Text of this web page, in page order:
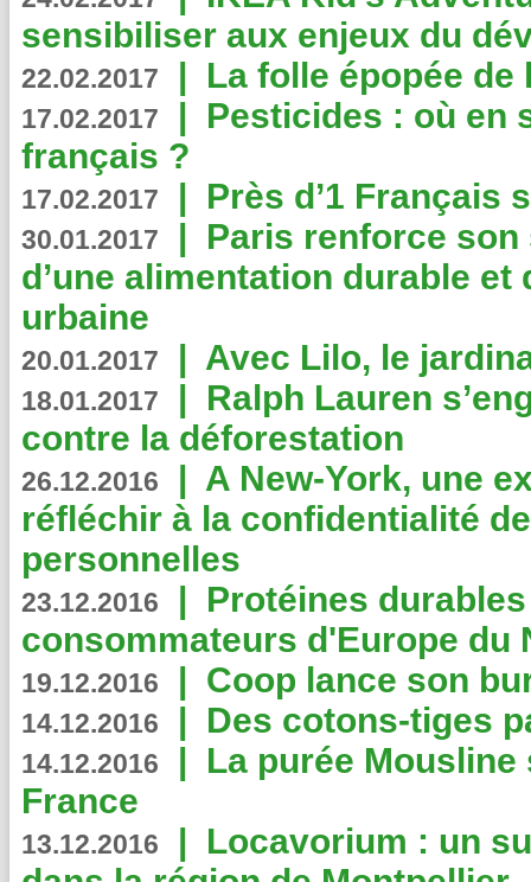
sensibiliser aux enjeux du
22.02.2017 | La folle épopée de
17.02.2017 | Pesticides : où en
français ?
17.02.2017 | Près d’1 Français
30.01.2017 | Paris renforce
d’une alimentation durable et
urbaine
20.01.2017 | Avec Lilo, le
18.01.2017 | Ralph Lauren
contre la déforestation
26.12.2016 | A New-York, une
réfléchir à la confidentialité
personnelles
23.12.2016 | Protéines
consommateurs d'Europe du
19.12.2016 | Coop lance son
14.12.2016 | Des cotons-tiges
14.12.2016 | La purée
France
13.12.2016 | Locavorium : un